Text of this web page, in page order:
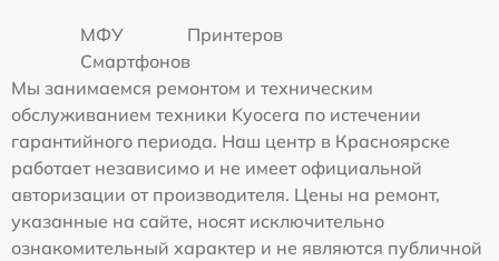
МФУ
Принтеров
Смартфонов
Мы занимаемся ремонтом и техническим
обслуживанием техники Kyocera по истечении
гарантийного периода. Наш центр в Красноярске
работает независимо и не имеет официальной
авторизации от производителя. Цены на ремонт,
указанные на сайте, носят исключительно
ознакомительный характер и не являются публичной